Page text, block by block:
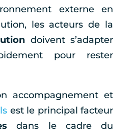
externe en
les acteurs de la
doivent s’adapter
pour rester
accompagnement et
est le principal facteur
dans le cadre du